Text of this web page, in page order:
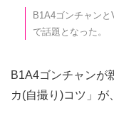
B1A4ゴンチャン
で話題となった。
B1A4ゴンチャンが
カ(自撮り)コツ」が